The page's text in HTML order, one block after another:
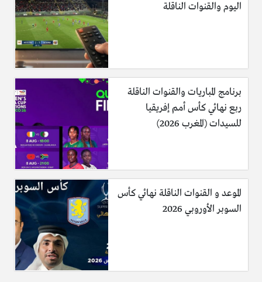
اليوم والقنوات الناقلة
برنامج المباريات والقنوات الناقلة
ربع نهائي كأس أمم إفريقيا
للسيدات (المغرب 2026)
الموعد و القنوات الناقلة نهائي كأس
السوبر الأوروبي 2026